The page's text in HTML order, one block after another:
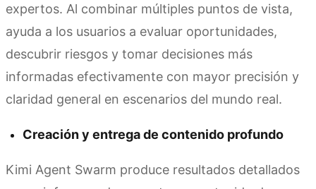
expertos. Al combinar múltiples puntos de vista,
ayuda a los usuarios a evaluar oportunidades,
descubrir riesgos y tomar decisiones más
informadas efectivamente con mayor precisión y
claridad general en escenarios del mundo real.
Creación y entrega de contenido profundo
Kimi Agent Swarm produce resultados detallados